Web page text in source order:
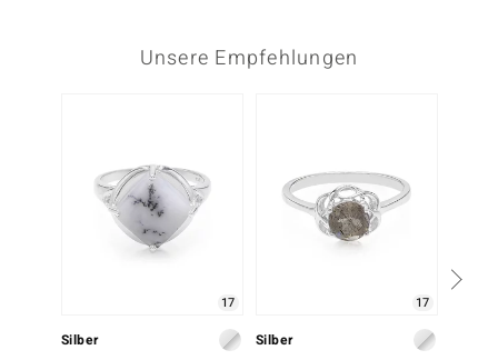
Unsere Empfehlungen
17
Silber
17
Silber